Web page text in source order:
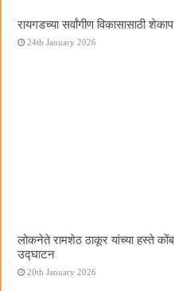
रायगडच्या सर्वांगीण विकासासाठी
24th January 2026
लोकनेते रामशेठ ठाकूर यांच्या हस्ते
उद्घाटन
20th January 2026